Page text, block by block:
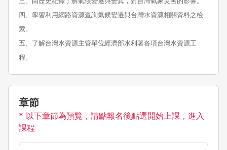
四、學習利用網路資源查詢氣候變遷與台灣水資源相關資料之檢
索。
五、了解台灣水資源主管單位經濟部水利署各項台灣水資源工
程。
章節
* 以下章節為預覽，請點報名後點選開始上課，進入
課程